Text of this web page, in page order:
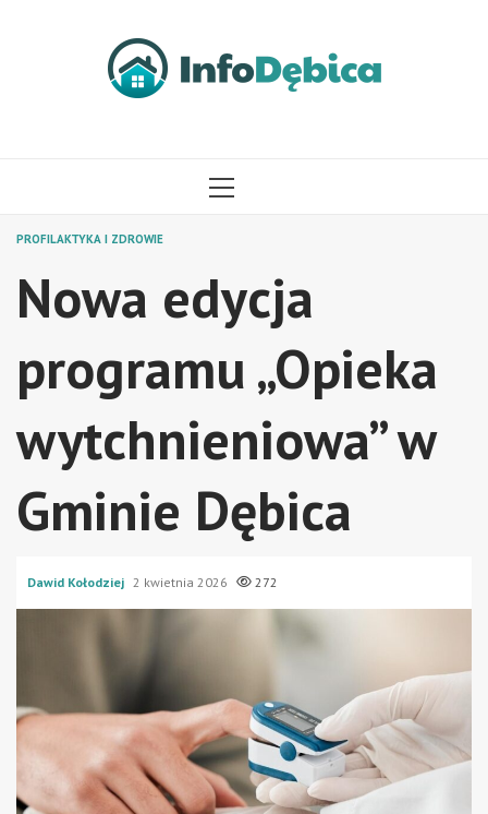
MENU
PROFILAKTYKA I ZDROWIE
Nowa edycja
programu „Opieka
wytchnieniowa” w
Gminie Dębica
Dawid Kołodziej 2 kwietnia 2026 272